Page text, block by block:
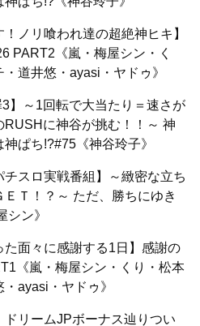
！ノリ喰われ達の超絶神ヒキ】
PART2《嵐・梅屋シン・く
道井悠・ayasi・ヤドゥ》
3】～1回転で大当たり＝速さが
RUSHに神谷が挑む！！～ 神
ぱち!?#75《神谷玲子》
チスロ実戦番組】～緻密な立ち
ＥＴ！？～ ただ、勝ちにゆき
シン》
た面々に感謝する1日】感謝の
《嵐・梅屋シン・くり・松本
ayasi・ヤドゥ》
ドリームJPボーナス辿りつい